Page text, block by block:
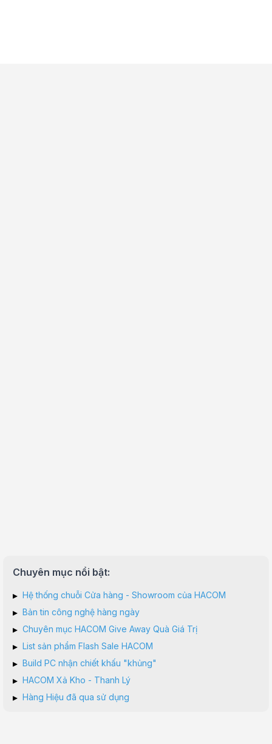
Chuyên mục nổi bật:
▸ Hệ thống chuỗi Cửa hàng - Showroom của HACOM
▸ Bản tin công nghệ hàng ngày
▸ Chuyên mục HACOM Give Away Quà Giá Trị
▸ List sản phẩm Flash Sale HACOM
▸ Build PC nhận chiết khấu "khủng"
▸ HACOM Xả Kho - Thanh Lý
▸ Hàng Hiệu đã qua sử dụng